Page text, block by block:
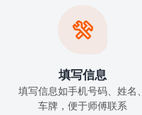

填写信息
填写信息如手机号码、姓名、
车牌，便于师傅联系